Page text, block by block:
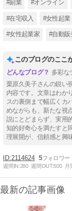
#副業 #オンライン
#在宅収入 #女性起業
#女性起業家 #自動販
このブログのここ
多彩な
栗原久美子さんの鋭い
内容です。文章はわか
スの裏側まで幅広くカ
めながらも、新たな視
説にとどまらず、実用
知的好奇心を満たすと
理展開が、信頼感と興
2114624 5
週間IN:280 週間OUT:500 月
最新の記事画像